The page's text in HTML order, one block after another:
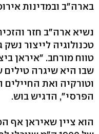
בארה"ב ובמדינות
נשיא ארה"ב חזר
טכנולוגיה לייצור
טווח מורחב. "איראן
שבו היא שיגרה
וטורקיה ואת
הפרסי", הדגיש בוש.
הוא ציין שאיראן אף